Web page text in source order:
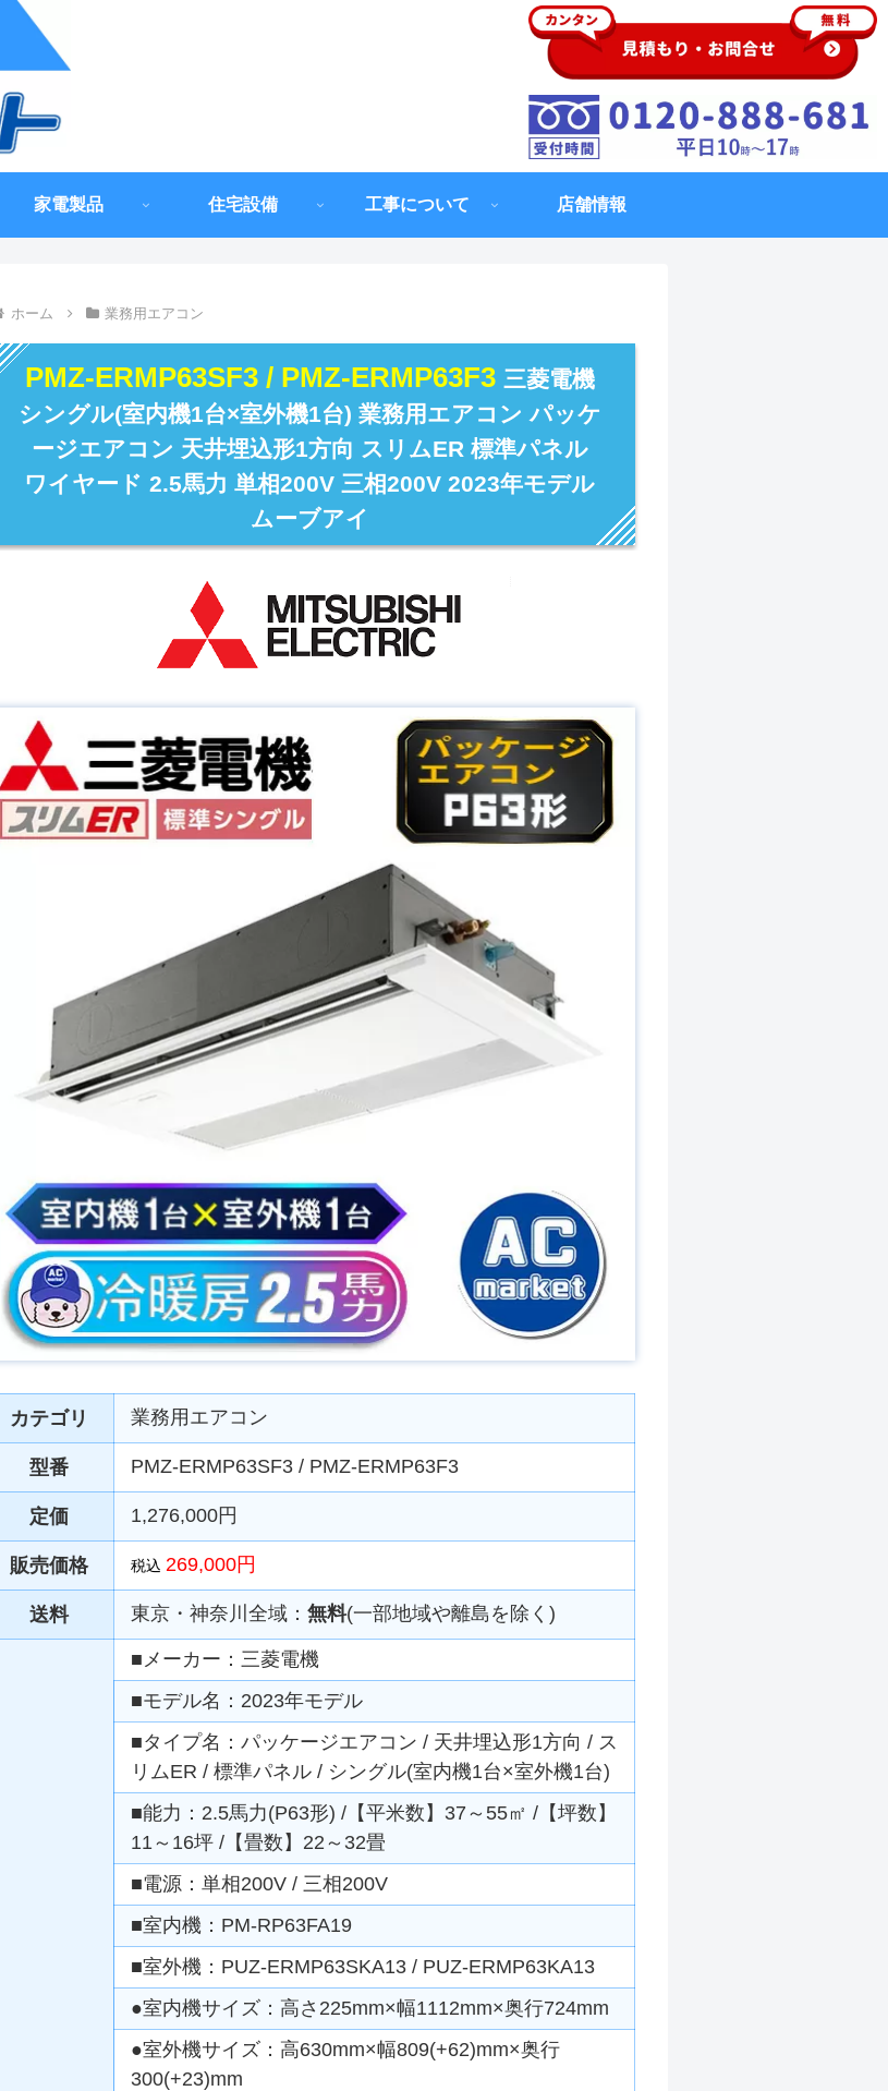
家電製品 住宅設備 工事について 店舗情報
ホーム 業務用エアコン
PMZ-ERMP63SF3 / PMZ-ERMP63F3 三菱電機
シングル(室内機1台×室外機1台) 業務用エアコン パッケ
ージエアコン 天井埋込形1方向 スリムER 標準パネル
ワイヤード 2.5馬力 単相200V 三相200V 2023年モデル
ムーブアイ
カテゴリ 業務用エアコン
型番 PMZ-ERMP63SF3 / PMZ-ERMP63F3
定価 1,276,000円
販売価格 税込 269,000円
送料 東京・神奈川全域： 無料(一部地域や離島を除く)
■メーカー：三菱電機
■モデル名：2023年モデル
■タイプ名：パッケージエアコン / 天井埋込形1方向 / ス
リムER / 標準パネル / シングル(室内機1台×室外機1台)
■能力：2.5馬力(P63形) /【平米数】37～55㎡ /【坪数】
11～16坪 /【畳数】22～32畳
■電源：単相200V / 三相200V
■室内機：PM-RP63FA19
■室外機：PUZ-ERMP63SKA13 / PUZ-ERMP63KA13
●室内機サイズ：高さ225mm×幅1112mm×奥行724mm
●室外機サイズ：高630mm×幅809(+62)mm×奥行
300(+23)mm